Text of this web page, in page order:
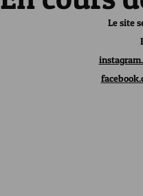
Le site